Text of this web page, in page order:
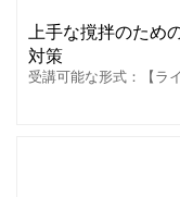
上手な撹拌のため
対策
受講可能な形式：【ラ